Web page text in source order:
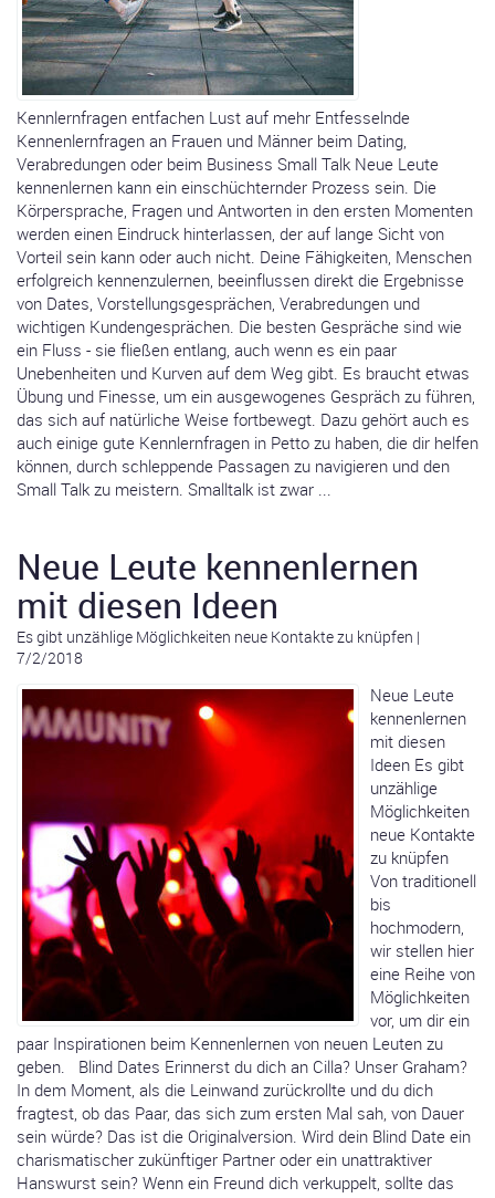
Kennlernfragen entfachen Lust auf mehr Entfesselnde
Kennenlernfragen an Frauen und Männer beim Dating,
Verabredungen oder beim Business Small Talk Neue Leute
kennenlernen kann ein einschüchternder Prozess sein. Die
Körpersprache, Fragen und Antworten in den ersten Momenten
werden einen Eindruck hinterlassen, der auf lange Sicht von
Vorteil sein kann oder auch nicht. Deine Fähigkeiten, Menschen
erfolgreich kennenzulernen, beeinflussen direkt die Ergebnisse
von Dates, Vorstellungsgesprächen, Verabredungen und
wichtigen Kundengesprächen. Die besten Gespräche sind wie
ein Fluss - sie fließen entlang, auch wenn es ein paar
Unebenheiten und Kurven auf dem Weg gibt. Es braucht etwas
Übung und Finesse, um ein ausgewogenes Gespräch zu führen,
das sich auf natürliche Weise fortbewegt. Dazu gehört auch es
auch einige gute Kennlernfragen in Petto zu haben, die dir helfen
können, durch schleppende Passagen zu navigieren und den
Small Talk zu meistern. Smalltalk ist zwar ...
Neue Leute kennenlernen
mit diesen Ideen
Es gibt unzählige Möglichkeiten neue Kontakte zu knüpfen |
7/2/2018
Neue Leute
kennenlernen
mit diesen
Ideen Es gibt
unzählige
Möglichkeiten
neue Kontakte
zu knüpfen
Von traditionell
bis
hochmodern,
wir stellen hier
eine Reihe von
Möglichkeiten
vor, um dir ein
paar Inspirationen beim Kennenlernen von neuen Leuten zu
geben. Blind Dates Erinnerst du dich an Cilla? Unser Graham?
In dem Moment, als die Leinwand zurückrollte und du dich
fragtest, ob das Paar, das sich zum ersten Mal sah, von Dauer
sein würde? Das ist die Originalversion. Wird dein Blind Date ein
charismatischer zukünftiger Partner oder ein unattraktiver
Hanswurst sein? Wenn ein Freund dich verkuppelt, sollte das